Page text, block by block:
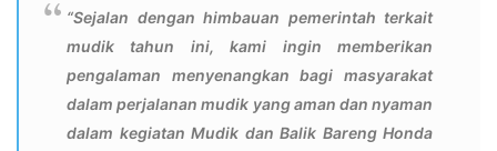
“Sejalan dengan himbauan pemerintah terkait
mudik tahun ini, kami ingin memberikan
pengalaman menyenangkan bagi masyarakat
dalam perjalanan mudik yang aman dan nyaman
dalam kegiatan Mudik dan Balik Bareng Honda